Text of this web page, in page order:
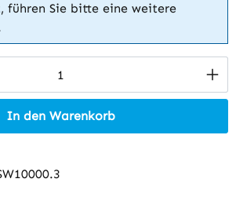
führen Sie bitte eine weitere
Gib den gewünschten
In den Warenkorb